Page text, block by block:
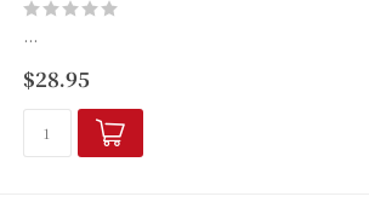
...
$28.95